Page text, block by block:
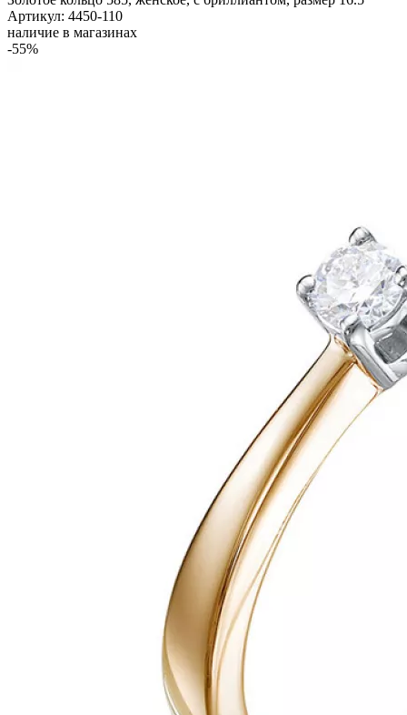
Артикул: 4450-110
наличие в магазинах
-55%